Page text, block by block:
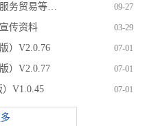
《国家税务总局天津市电子税务局服务贸易等项目对外支付税务... 09-27
传资料 03-29
）V2.0.76 07-01
）V2.0.77 07-01
V1.0.45 07-01